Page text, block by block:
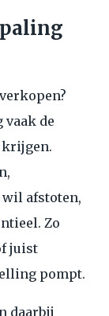
vaak de
wil afstoten,
Zo
juist
pompt.
daarbij